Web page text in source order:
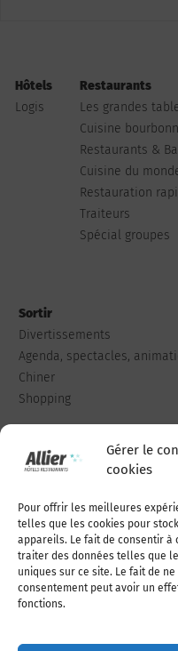
Gérer le
cookies
Pour offrir les meilleures
telles que les cookies pour
appareils. Le fait de consentir à
traiter des données telles que
uniques sur ce site. Le fait de
consentement peut avoir un
fonctions.
Hôtels
Logis
Restaurants
Les grandes
Cuisine
Restaurants &
Cuisine du
Restauration
Traiteurs
Spécial groupes
Sortir
Divertissements
Agenda, spectacles,
Chiner
Shopping
Qui sommes-nous
Adhérer à